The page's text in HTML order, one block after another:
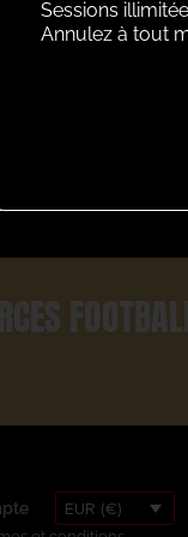
EUR (€)
Sessions
Annulez à tout